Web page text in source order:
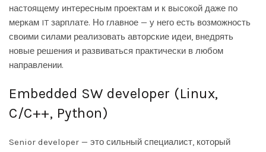
настоящему интересным проектам и к высокой даже по
меркам IT зарплате. Но главное — у него есть возможность
своими силами реализовать авторские идеи, внедрять
новые решения и развиваться практически в любом
направлении.
Embedded SW developer (Linux,
C/C++, Python)
Senior developer — это сильный специалист, который